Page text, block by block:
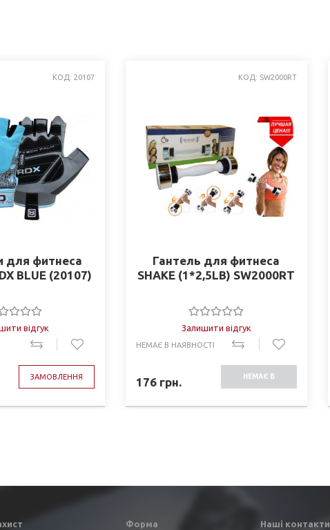
КОД: 20107
для фитнеса
BLUE (20107)
відгук
ЗАМОВЛЕННЯ
КОД: SW2000RT
Гантель для фитнеса
SHAKE (1*2,5LB) SW2000RT
Залишити відгук
НЕМАЄ В НАЯВНОСТІ
176 грн. НЕМАЄ В
Форма Наші контакти